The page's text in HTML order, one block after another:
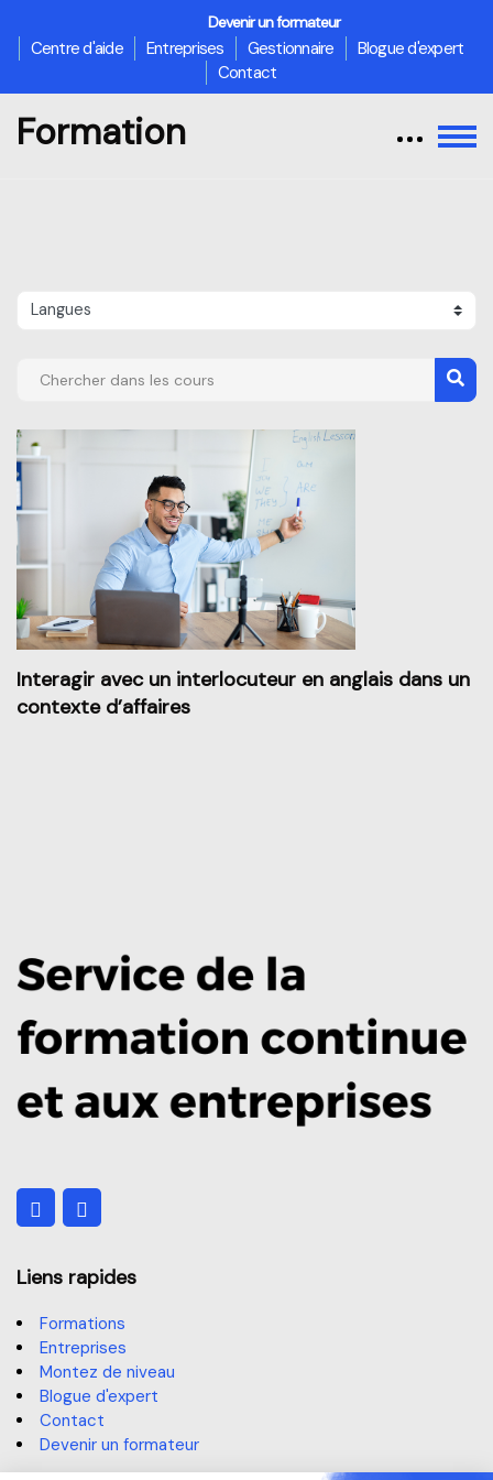
Devenir un formateur
Centre d'aide Entreprises Gestionnaire
Blogue d'expert
Contact
Formation
Catégories de cours
Interagir avec un interlocuteur en anglais dans un
contexte d’affaires
Liens rapides
Formations
Entreprises
Montez de niveau
Blogue d'expert
Contact
Devenir un formateur